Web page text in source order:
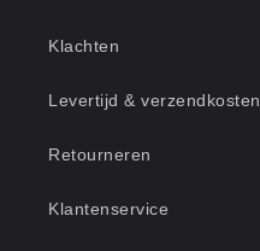
Klachten
Levertijd & verzendkosten
Retourneren
Klantenservice